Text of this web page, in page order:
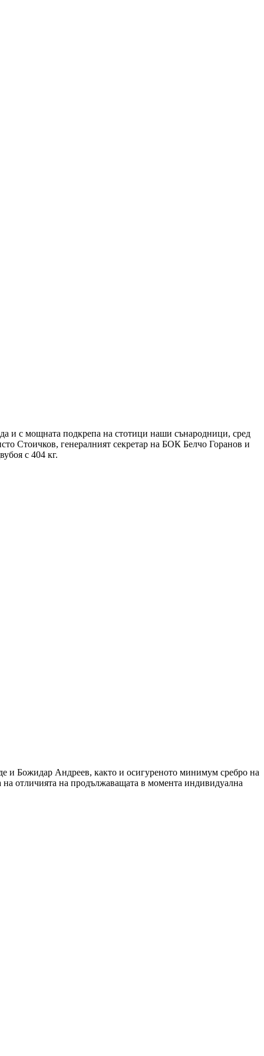
и с мощната подкрепа на стотици наши сънародници, сред
Стоичков, генералният секретар на БОК Белчо Горанов и
с 404 кг.
и Божидар Андреев, както и осигуреното минимум сребро на
отличията на продължаващата в момента индивидуална